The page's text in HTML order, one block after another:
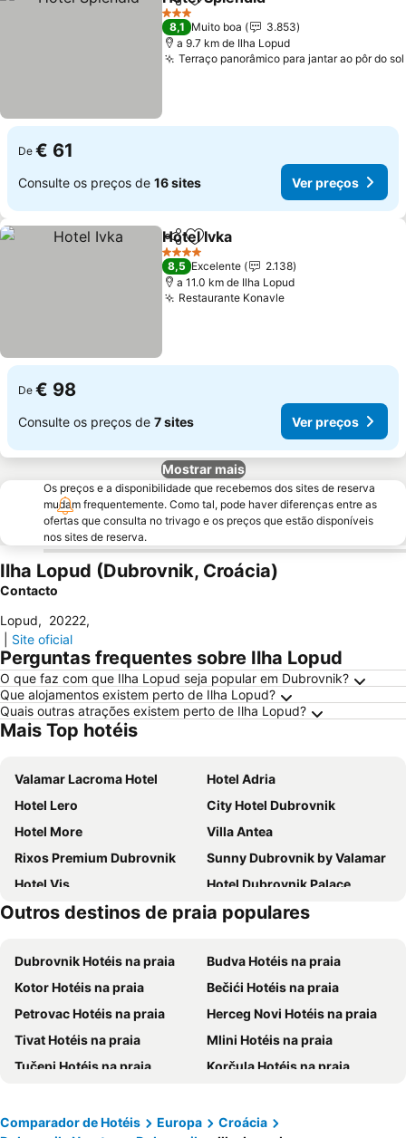
PartilharAdicionar aos favoritos
3 Estrelas
8,1 Muito boa
3.853
a 9.7 km de Ilha Lopud
Terraço panorâmico para jantar ao pôr do sol
De € 61
Consulte os preços de 16 sites Ver preços
PartilharAdicionar aos favoritos
Hotel Ivka
4 Estrelas
8,5 Excelente
2.138
a 11.0 km de Ilha Lopud
Restaurante Konavle
De € 98
Consulte os preços de 7 sites Ver preços
Mostrar mais
Os preços e a disponibilidade que recebemos dos sites de reserva
mudam frequentemente. Como tal, pode haver diferenças entre as
ofertas que consulta no trivago e os preços que estão disponíveis
nos sites de reserva.
Ilha Lopud (Dubrovnik, Croácia)
Contacto
Lopud, 20222,
Site oficial
Perguntas frequentes sobre Ilha Lopud
O que faz com que Ilha Lopud seja popular em Dubrovnik?
Que alojamentos existem perto de Ilha Lopud?
Quais outras atrações existem perto de Ilha Lopud?
Mais Top hotéis
Valamar Lacroma Hotel
Hotel Adria
Hotel Lero
City Hotel Dubrovnik
Hotel More
Villa Antea
Rixos Premium Dubrovnik
Sunny Dubrovnik by Valamar
Hotel Vis
Hotel Dubrovnik Palace
Hotel Royal Neptun
Hotel D'Elegant Dubrovnik
Grand Hotel Park
Hotel Dubrovnik
Royal Ariston Hotel
Hotel Splendid
Hotel Komodor
Valamar Argosy Hotel
TUI BLUE Kalamota Island
Valamar Tirena Hotel
Villa Doris
Royal Palm Hotel
Rooms Mozara
Sun Gardens Dubrovnik
Outros destinos de praia populares
Dubrovnik Hotéis na praia
Budva Hotéis na praia
Kotor Hotéis na praia
Bečići Hotéis na praia
Petrovac Hotéis na praia
Herceg Novi Hotéis na praia
Tivat Hotéis na praia
Mlini Hotéis na praia
Tučepi Hotéis na praia
Korčula Hotéis na praia
Mostar Hotéis na praia
Podgora Hotéis na praia
Comparador de Hotéis Europa
Croácia